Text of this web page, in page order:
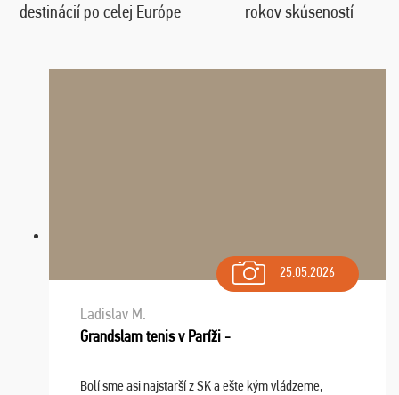
destinácií po celej Európe rokov skúseností
25.05.2026
Ladislav M.
Grandslam tenis v Paríži -
Bolí sme asi najstarší z SK a ešte kým vládzeme,